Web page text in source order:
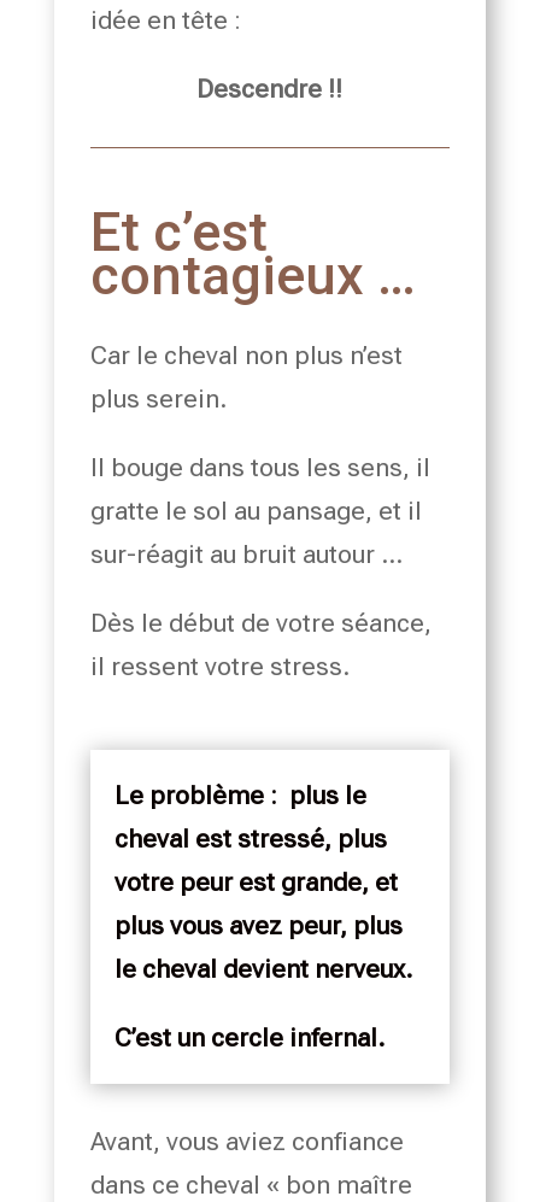
idée en tête :
Descendre !!
Et c’est
contagieux …
Car le cheval non plus n’est
plus serein.
Il bouge dans tous les sens, il
gratte le sol au pansage, et il
sur-réagit au bruit autour …
Dès le début de votre séance,
il ressent votre stress.
Le problème : plus le
cheval est stressé, plus
votre peur est grande, et
plus vous avez peur, plus
le cheval devient nerveux.
C’est un cercle infernal.
Avant, vous aviez confiance
dans ce cheval « bon maître